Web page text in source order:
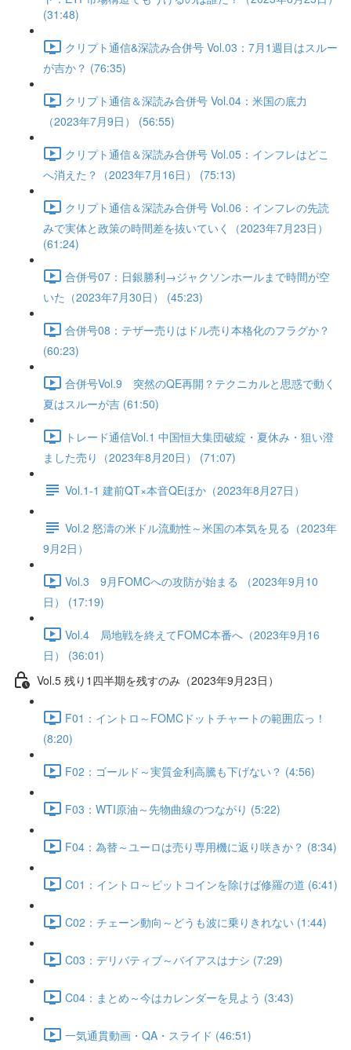
(31:48)
クリプト通信&深読み合併号 Vol.03：7月1週目はスルー
が吉か？ (76:35)
クリプト通信＆深読み合併号 Vol.04：米国の底力
（2023年7月9日） (56:55)
クリプト通信＆深読み合併号 Vol.05：インフレはどこ
へ消えた？（2023年7月16日） (75:13)
クリプト通信＆深読み合併号 Vol.06：インフレの先読
みで実体と政策の時間差を抜いていく（2023年7月23日）
(61:24)
合併号07：日銀勝利→ジャクソンホールまで時間が空
いた（2023年7月30日） (45:23)
合併号08：テザー売りはドル売り本格化のフラグか？
(60:23)
合併号Vol.9 突然のQE再開？テクニカルと思惑で動く
夏はスルーが吉 (61:50)
トレード通信Vol.1 中国恒⼤集団破綻・夏休み・狙い澄
ました売り（2023年8月20日） (71:07)
Vol.1-1 建前QT×本音QEほか（2023年8月27日）
Vol.2 怒濤の米ドル流動性～米国の本気を見る（2023年
9月2日）
Vol.3 9月FOMCへの攻防が始まる （2023年9月10
日） (17:19)
Vol.4 局地戦を終えてFOMC本番へ（2023年9月16
日） (36:01)
Vol.5 残り1四半期を残すのみ（2023年9月23日）
F01：イントロ～FOMCドットチャートの範囲広っ！
(8:20)
F02：ゴールド～実質金利高騰も下げない？ (4:56)
F03：WTI原油～先物曲線のつながり (5:22)
F04：為替～ユーロは売り専用機に返り咲きか？ (8:34)
C01：イントロ～ビットコインを除けば修羅の道 (6:41)
C02：チェーン動向～どうも波に乗りきれない (1:44)
C03：デリバティブ～バイアスはナシ (7:29)
C04：まとめ～今はカレンダーを見よう (3:43)
一気通貫動画・QA・スライド (46:51)